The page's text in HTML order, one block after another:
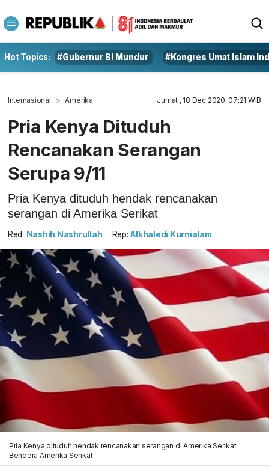
Hot Topics: #Gubernur BI Mundur #Kongres Umat Islam
Internasional Amerika Jumat , 18 Dec 2020, 07:21 WIB
Pria Kenya Dituduh
Rencanakan Serangan
Serupa 9/11
Pria Kenya dituduh hendak rencanakan
serangan di Amerika Serikat
Red: Nashih Nashrullah Rep: Alkhaledi Kurnialam
Pria Kenya dituduh hendak rencanakan serangan di Amerika Serikat.
Bendera Amerika Serikat